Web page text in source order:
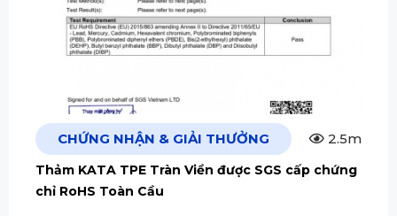
CHỨNG NHẬN & GIẢI THƯỞNG 2.5m
Thảm KATA TPE Tràn Viền được SGS cấp chứng
chỉ RoHS Toàn Cầu